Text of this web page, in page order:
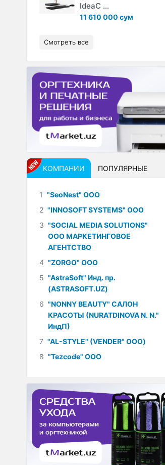
IdeaC ...
11 610 000 сум
Смотреть все
КОМПАНИИ ПОПУЛЯРНЫЕ
1 "SeoNest" ООО
2 "INNOSOFT SYSTEMS" ООО
3 "SOCIAL MEDIA SOLUTIONS"
ООО МАРКЕТИНГОВОЕ
АГЕНТСТВО
4 "ZORGO" ООО
5 "AstraSoft" Инд. пр.
(ASTRASOFT.UZ)
6 "NONNY BEAUTY" САЛОН
КРАСОТЫ (NURATDINOVA N. N."
ИндП)
7 "AL-STYLE" (VENDER" ООО)
8 "Tezcode" ООО